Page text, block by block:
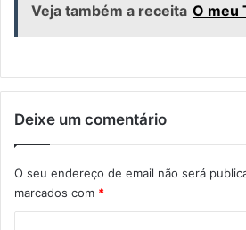
Veja também a receita O meu
Deixe um comentário
O seu endereço de email não será
marcados com *